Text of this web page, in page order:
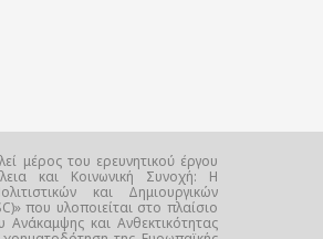
μέρος του ερευνητικού έργου
και Κοινωνική Συνοχή: Η
και Δημιουργικών
που υλοποιείται στο πλαίσιο
Ανάκαμψης και Ανθεκτικότητας